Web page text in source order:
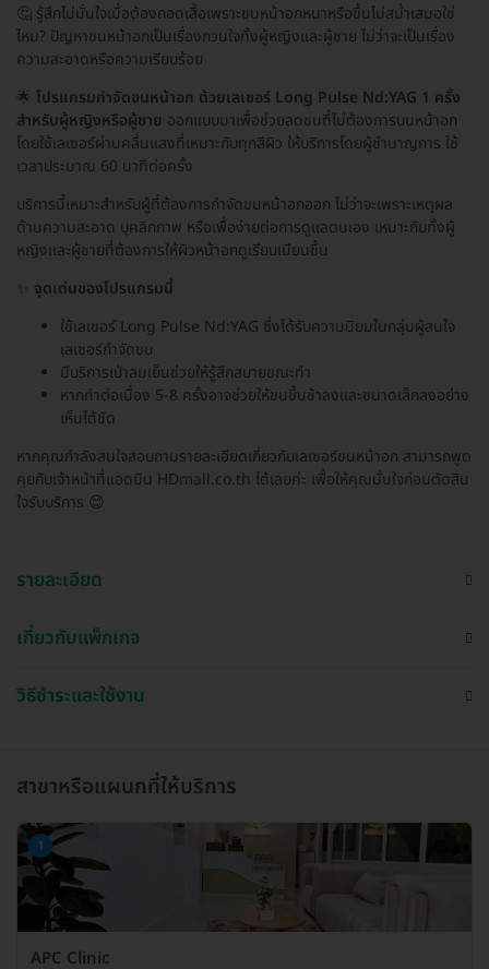
🤔 รู้สึกไม่มั่นใจเมื่อต้องถอดเสื้อเพราะขนหน้าอกหนาหรือขึ้นไม่สม่ำเสมอใช่
ไหม? ปัญหาขนหน้าอกเป็นเรื่องกวนใจทั้งผู้หญิงและผู้ชาย ไม่ว่าจะเป็นเรื่อง
ความสะอาดหรือความเรียบร้อย
🌟 โปรแกรมกำจัดขนหน้าอก ด้วยเลเซอร์ Long Pulse Nd:YAG 1 ครั้ง
สำหรับผู้หญิงหรือผู้ชาย ออกแบบมาเพื่อช่วยลดขนที่ไม่ต้องการบนหน้าอก
โดยใช้เลเซอร์ผ่านคลื่นแสงที่เหมาะกับทุกสีผิว ให้บริการโดยผู้ชำนาญการ ใช้
เวลาประมาณ 60 นาทีต่อครั้ง
บริการนี้เหมาะสำหรับผู้ที่ต้องการกำจัดขนหน้าอกออก ไม่ว่าจะเพราะเหตุผล
ด้านความสะอาด บุคลิกภาพ หรือเพื่อง่ายต่อการดูแลตนเอง เหมาะกับทั้งผู้
หญิงและผู้ชายที่ต้องการให้ผิวหน้าอกดูเรียบเนียนขึ้น
จุดเด่นของโปรแกรมนี้
ใช้เลเซอร์ Long Pulse Nd:YAG ซึ่งได้รับความนิยมในกลุ่มผู้สนใจ
เลเซอร์กำจัดขน
มีบริการเป่าลมเย็นช่วยให้รู้สึกสบายขณะทำ
หากทำต่อเนื่อง 5-8 ครั้งอาจช่วยให้ขนขึ้นช้าลงและขนาดเล็กลงอย่าง
เห็นได้ชัด
หากคุณกำลังสนใจสอบถามรายละเอียดเกี่ยวกับเลเซอร์ขนหน้าอก สามารถพูด
คุยกับเจ้าหน้าที่แอดมิน HDmall.co.th ได้เลยค่ะ เพื่อให้คุณมั่นใจก่อนตัดสิน
ใจรับบริการ 😊
รายละเอียด
เกี่ยวกับแพ็กเกจ
วิธีชำระและใช้งาน
สาขาหรือแผนกที่ให้บริการ
1
APC Clinic